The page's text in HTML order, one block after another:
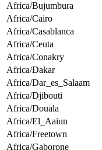
Africa/Bujumbura
Africa/Cairo
Africa/Casablanca
Africa/Ceuta
Africa/Conakry
Africa/Dakar
Africa/Dar_es_Salaam
Africa/Djibouti
Africa/Douala
Africa/El_Aaiun
Africa/Freetown
Africa/Gaborone